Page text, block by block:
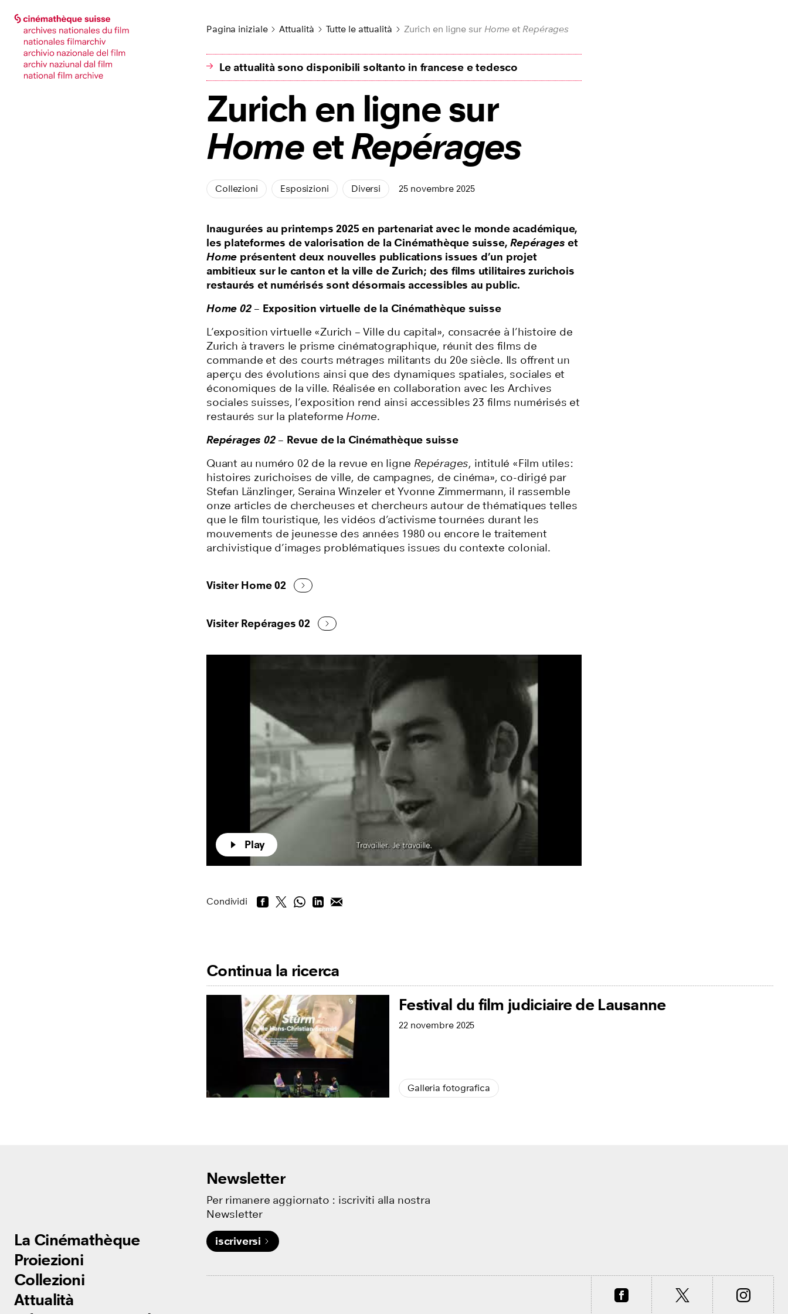
Vai alla pagina principale
La Cinémathèque
Proiezioni
Collezioni
Attualità
Vai alla pagina principale
La Cinémathèque
Proiezioni
Collezioni
Attualità
Pagina iniziale Attualità Tutte le attualità Zurich en ligne sur Home et Repérages
Le attualità sono disponibili soltanto in francese e tedesco
Zurich en ligne sur
HomeetRepérages
Collezioni Esposizioni Diversi 25 novembre 2025
Inaugurées au printemps 2025 en partenariat avec le monde académique,
les plateformes de valorisation de la Cinémathèque suisse,Repérages et
Home présentent deux nouvelles publications issues d’un projet
ambitieux sur le canton et la ville de Zurich; des films utilitaires zurichois
restaurés et numérisés sont désormais accessibles au public.
Home 02– Exposition virtuelle de la Cinémathèque suisse
L’exposition virtuelle «Zurich – Ville du capital», consacrée à l’histoire de
Zurich à travers le prisme cinématographique, réunit des films de
commande et des courts métrages militants du 20e siècle. Ils offrent un
aperçu des évolutions ainsi que des dynamiques spatiales, sociales et
économiques de la ville. Réalisée en collaboration avec les Archives
sociales suisses, l’exposition rend ainsi accessibles 23 films numérisés et
restaurés sur la plateforme Home.
Repérages 02 – Revue de la Cinémathèque suisse
Quant au numéro 02 de la revue en ligne Repérages, intitulé «Film utiles:
histoires zurichoises de ville, de campagnes, de cinéma», co-dirigé par
Stefan Länzlinger, Seraina Winzeler et Yvonne Zimmermann, il rassemble
onze articles de chercheuses et chercheurs autour de thématiques telles
que le film touristique, les vidéos d’activisme tournées durant les
mouvements de jeunesse des années 1980 ou encore le traitement
archivistique d’images problématiques issues du contexte colonial.
Visiter Home 02
Visiter Repérages 02
Play
Condividi
Continua la ricerca
Festival du film judiciaire de Lausanne
22 novembre 2025
Galleria fotografica
Newsletter
Per rimanere aggiornato : iscriviti alla nostra
Newsletter
iscriversi